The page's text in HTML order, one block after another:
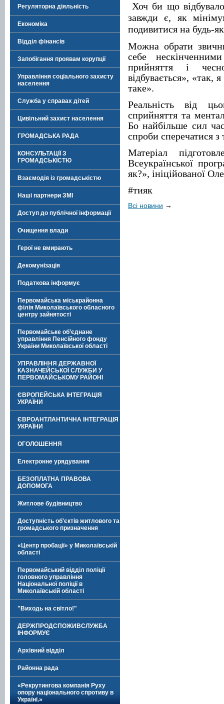
Регуляторна діяльність
Економіка
Відділ фінансів
Запобігання проявам корупції
Управління соціального захисту
населення
Служба у справах дітей
Цивільний захист населення
ГРОМАДСЬКА РАДА
КОНСУЛЬТАЦІЇ З
ГРОМАДСЬКІСТЮ
Взаємодія із громадськістю
Наші партнери ЗМІ
Доступ до публічної інформації
Очищення влади
Герої не вмирають
Декомунізація
Податкова інформує
Первомайська міськрайонна
філія Миколаївського обласного
центру зайнятості
Первомайське об’єднане
управління Пенсійного фонду
України Миколаївської області
УПРАВЛІННЯ ДЕРЖАВНОЇ
КАЗНАЧЕЙСЬКОЇ СЛУЖБИ У
ПЕРВОМАЙСЬКОМУ РАЙОНІ
ЄВРОПЕЙСЬКА ІНТЕГРАЦІЯ
УКРАЇНИ
ЄВРОАНТЛАНТИЧНА ІНТЕГРАЦІЯ
УКРАЇНИ
ОГОЛОШЕННЯ
Електронне урядування
БЕЗОПЛАТНА ПРАВОВА
ДОПОМОГА
Житлове будівництво
Доступність об'єктів житлового та
громадського призначення
«Центр пробації» у Миколаївській
області
Первомайський відділ поліції
головного управління
Національної поліції в
Миколаївській області
"Виходь на світло!"
ДЕРЖПРОДСПОЖИВСЛУЖБА
ІНФОРМУЄ
Архівний відділ
Районна рада
«Рекрутингова компанія Руху
опору національного спротиву в
Україні.»
Хоч би що
завжди є, як
подивитися на будь-
Можна обрати
себе
прийняття і
відбувається», «так,
таке».
Реальність від
сприйняття та
Бо найбільше сил
спроби сперечатися
Матеріал
Всеукраїнської
як?», ініційованої
#тияк
Всі новини →